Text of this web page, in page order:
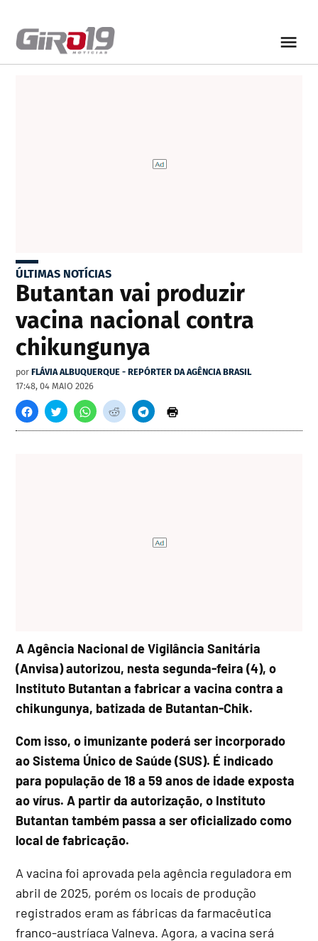
ÚLTIMAS NOTÍCIAS
Butantan vai produzir
vacina nacional contra
chikungunya
por FLÁVIA ALBUQUERQUE - REPÓRTER DA AGÊNCIA BRASIL
17:48, 04 MAIO 2026
A Agência Nacional de Vigilância Sanitária
(Anvisa) autorizou, nesta segunda-feira (4), o
Instituto Butantan a fabricar a vacina contra a
chikungunya, batizada de Butantan-Chik.
Com isso, o imunizante poderá ser incorporado
ao Sistema Único de Saúde (SUS). É indicado
para população de 18 a 59 anos de idade exposta
ao vírus. A partir da autorização, o Instituto
Butantan também passa a ser oficializado como
local de fabricação.
A vacina foi aprovada pela agência reguladora em
abril de 2025, porém os locais de produção
registrados eram as fábricas da farmacêutica
franco-austríaca Valneva. Agora, a vacina será